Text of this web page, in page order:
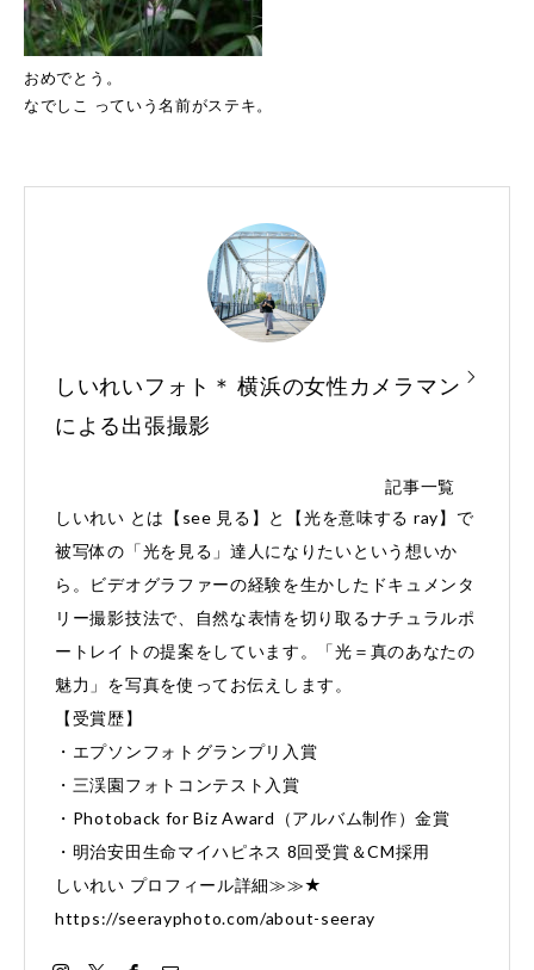
おめでとう。
なでしこ っていう名前がステキ。
しいれいフォト＊ 横浜の女性カメラマン
による出張撮影
記事一覧
しいれい とは【see 見る】と【光を意味する ray】で
被写体の「光を見る」達人になりたいという想いか
ら。ビデオグラファーの経験を生かしたドキュメンタ
リー撮影技法で、自然な表情を切り取るナチュラルポ
ートレイトの提案をしています。「光＝真のあなたの
魅力」を写真を使ってお伝えします。
【受賞歴】
・エプソンフォトグランプリ入賞
・三渓園フォトコンテスト入賞
・Photoback for Biz Award（アルバム制作）金賞
・明治安田生命マイハピネス 8回受賞＆CM採用
しいれい プロフィール詳細≫≫★
https://seerayphoto.com/about-seeray